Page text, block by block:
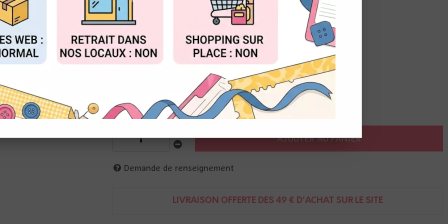
Réf. :KG-BRA-CO-RO
8 brads, attaches parisiennes
en forme de coeur
AJOUTER AU PANIER
Demande de renseignement
LIVRAISON OFFERTE DÈS 49 € D'ACHAT SUR LE SITE
ACCEPTER TOUT